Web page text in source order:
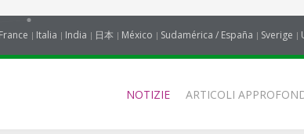
France Italia India 日本 México Sudamérica / España Sverige
NOTIZIE ARTICOLI